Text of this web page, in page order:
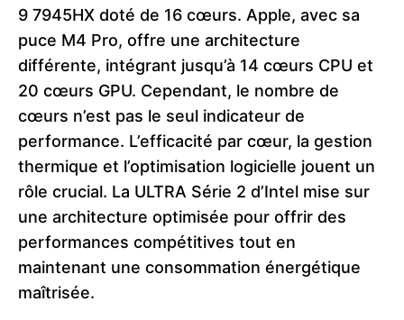
9 7945HX doté de 16 cœurs. Apple, avec sa
puce M4 Pro, offre une architecture
différente, intégrant jusqu’à 14 cœurs CPU et
20 cœurs GPU. Cependant, le nombre de
cœurs n’est pas le seul indicateur de
performance. L’efficacité par cœur, la gestion
thermique et l’optimisation logicielle jouent un
rôle crucial. La ULTRA Série 2 d’Intel mise sur
une architecture optimisée pour offrir des
performances compétitives tout en
maintenant une consommation énergétique
maîtrisée.